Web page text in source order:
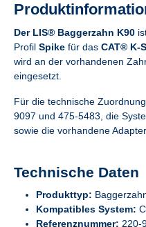
Der LIS® Baggerzahn K90
Profil Spike für das CAT® K-
wird an der vorhandenen
eingesetzt.
Für die technische
9097 und 475-5483, die
sowie die vorhandene
Technische Daten
Produkttyp:
Kompatibles System:
Referenznummer: 220-